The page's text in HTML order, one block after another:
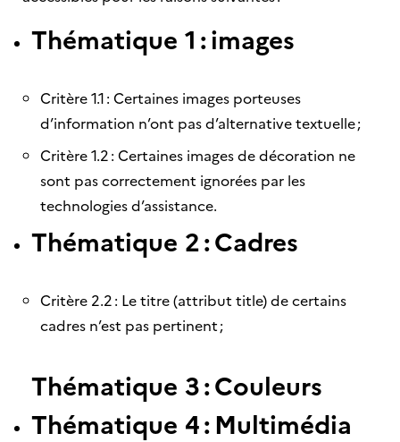
Thématique 1 : images
Critère 1.1 : Certaines images porteuses
d’information n’ont pas d’alternative textuelle ;
Critère 1.2 : Certaines images de décoration ne
sont pas correctement ignorées par les
technologies d’assistance.
Thématique 2 : Cadres
Critère 2.2 : Le titre (attribut title) de certains
cadres n’est pas pertinent ;
Thématique 3 : Couleurs
Thématique 4 : Multimédia